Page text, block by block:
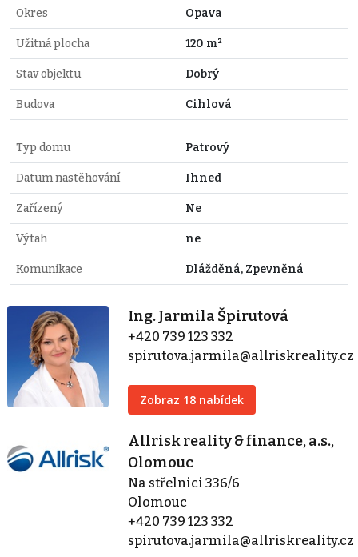
Okres Opava
Užitná plocha 120 m²
Stav objektu Dobrý
Budova Cihlová
Typ domu Patrový
Datum nastěhování Ihned
Zařízený Ne
Výtah ne
Komunikace Dlážděná, Zpevněná
Ing. Jarmila Špirutová
+420 739 123 332
spirutova.jarmila@allriskreality.cz
Zobraz 18 nabídek
Allrisk reality & finance, a.s.,
Olomouc
Na střelnici 336/6
Olomouc
+420 739 123 332
spirutova.jarmila@allriskreality.cz